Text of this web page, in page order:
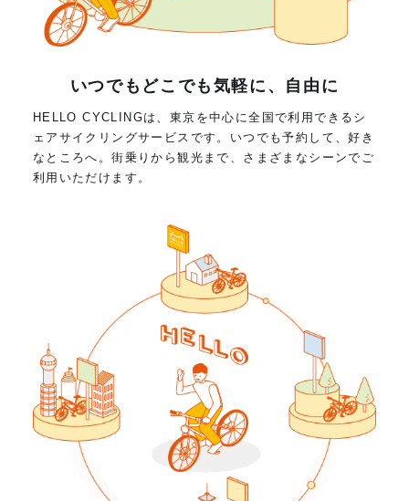
いつでもどこでも気軽に、自由に
HELLO CYCLINGは、東京を中心に全国で利用できるシ
ェアサイクリングサービスです。いつでも予約して、好き
なところへ。街乗りから観光まで、さまざまなシーンでご
利用いただけます。